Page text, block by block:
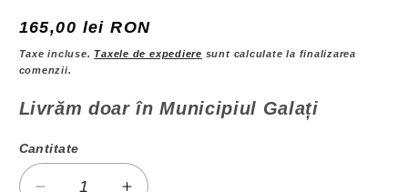
Preț
obișnuit
165,00 lei RON
Taxe incluse. Taxele de expediere sunt calculate la finalizarea
comenzii.
Livrăm doar în Municipiul Galați
Cantitate
Cantitate